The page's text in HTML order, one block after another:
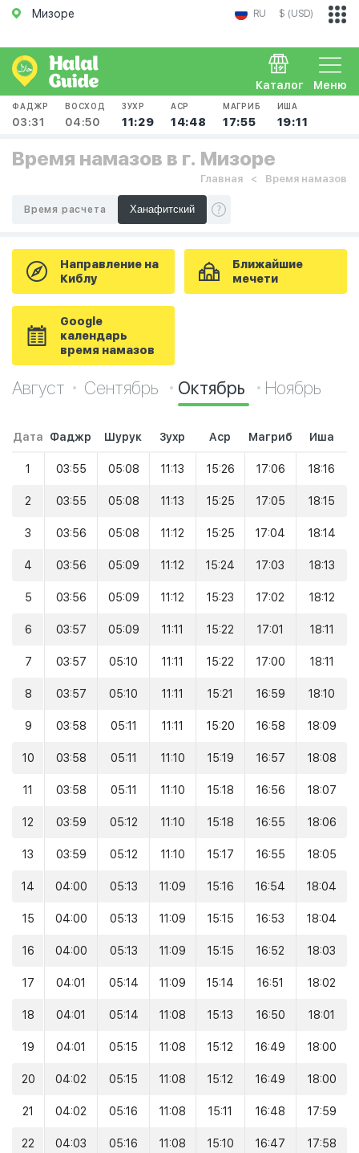
Мизоре RU $ (USD)
Меню
Каталог
ФАДЖР
03:31
ВОСХОД
04:50
ЗУХР
11:29
АСР
14:48
МАГРИБ
17:55
ИША
19:11
Время намазов в г. Мизоре
Главная Время намазов
Время расчета
Направление на
Киблу
Ближайшие
мечети
Google
календарь
время намазов
Август Сентябрь Октябрь Ноябрь
Дата Фаджр Шурук Зухр Аср Магриб Иша
1 03:55 05:08 11:13 15:26 17:06 18:16
2 03:55 05:08 11:13 15:25 17:05 18:15
3 03:56 05:08 11:12 15:25 17:04 18:14
4 03:56 05:09 11:12 15:24 17:03 18:13
5 03:56 05:09 11:12 15:23 17:02 18:12
6 03:57 05:09 11:11 15:22 17:01 18:11
7 03:57 05:10 11:11 15:22 17:00 18:11
8 03:57 05:10 11:11 15:21 16:59 18:10
9 03:58 05:11 11:11 15:20 16:58 18:09
10 03:58 05:11 11:10 15:19 16:57 18:08
11 03:58 05:11 11:10 15:18 16:56 18:07
12 03:59 05:12 11:10 15:18 16:55 18:06
13 03:59 05:12 11:10 15:17 16:55 18:05
14 04:00 05:13 11:09 15:16 16:54 18:04
15 04:00 05:13 11:09 15:15 16:53 18:04
16 04:00 05:13 11:09 15:15 16:52 18:03
17 04:01 05:14 11:09 15:14 16:51 18:02
18 04:01 05:14 11:08 15:13 16:50 18:01
19 04:01 05:15 11:08 15:12 16:49 18:00
20 04:02 05:15 11:08 15:12 16:49 18:00
21 04:02 05:16 11:08 15:11 16:48 17:59
22 04:03 05:16 11:08 15:10 16:47 17:58